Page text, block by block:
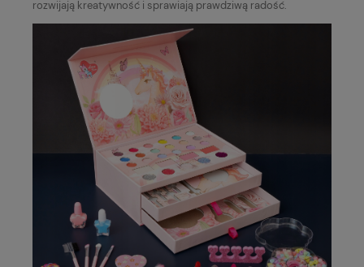
rozwijają kreatywność i sprawiają prawdziwą radość.